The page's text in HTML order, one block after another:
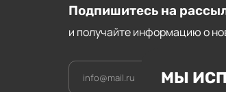
МЫ
Подпишитесь на
и получайте информацию о